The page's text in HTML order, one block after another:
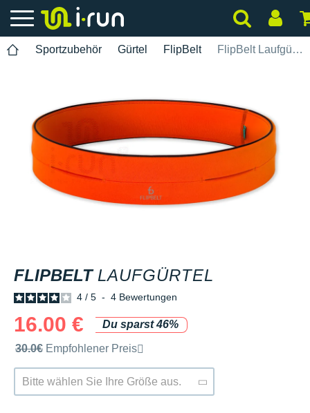
Sportzubehör Gürtel FlipBelt FlipBelt Laufgürtel
FLIPBELT LAUFGÜRTEL
4 / 5 - 4 Bewertungen
16.00 €
Du sparst 46%
Unverbindliche Preisempfehlung der Marke
30.0€ Empfohlener Preis
Bitte wählen Sie Ihre Größe aus.